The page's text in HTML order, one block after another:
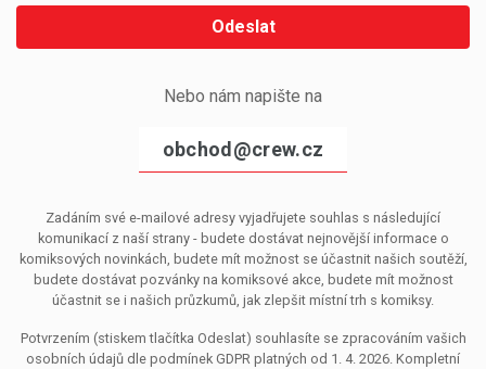
Odeslat
Nebo nám napište na
obchod@crew.cz
Zadáním své e-mailové adresy vyjadřujete souhlas s následující
komunikací z naší strany - budete dostávat nejnovější informace o
komiksových novinkách, budete mít možnost se účastnit našich soutěží,
budete dostávat pozvánky na komiksové akce, budete mít možnost
účastnit se i našich průzkumů, jak zlepšit místní trh s komiksy.
Potvrzením (stiskem tlačítka Odeslat) souhlasíte se zpracováním vašich
osobních údajů dle podmínek GDPR platných od 1. 4. 2026. Kompletní